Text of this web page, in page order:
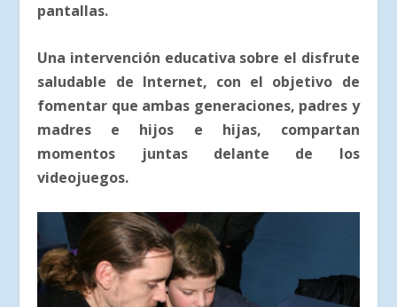
pantallas.
Una intervención educativa sobre el disfrute
saludable de Internet, con el objetivo de
fomentar que ambas generaciones, padres y
madres e hijos e hijas, compartan
momentos juntas delante de los
videojuegos.